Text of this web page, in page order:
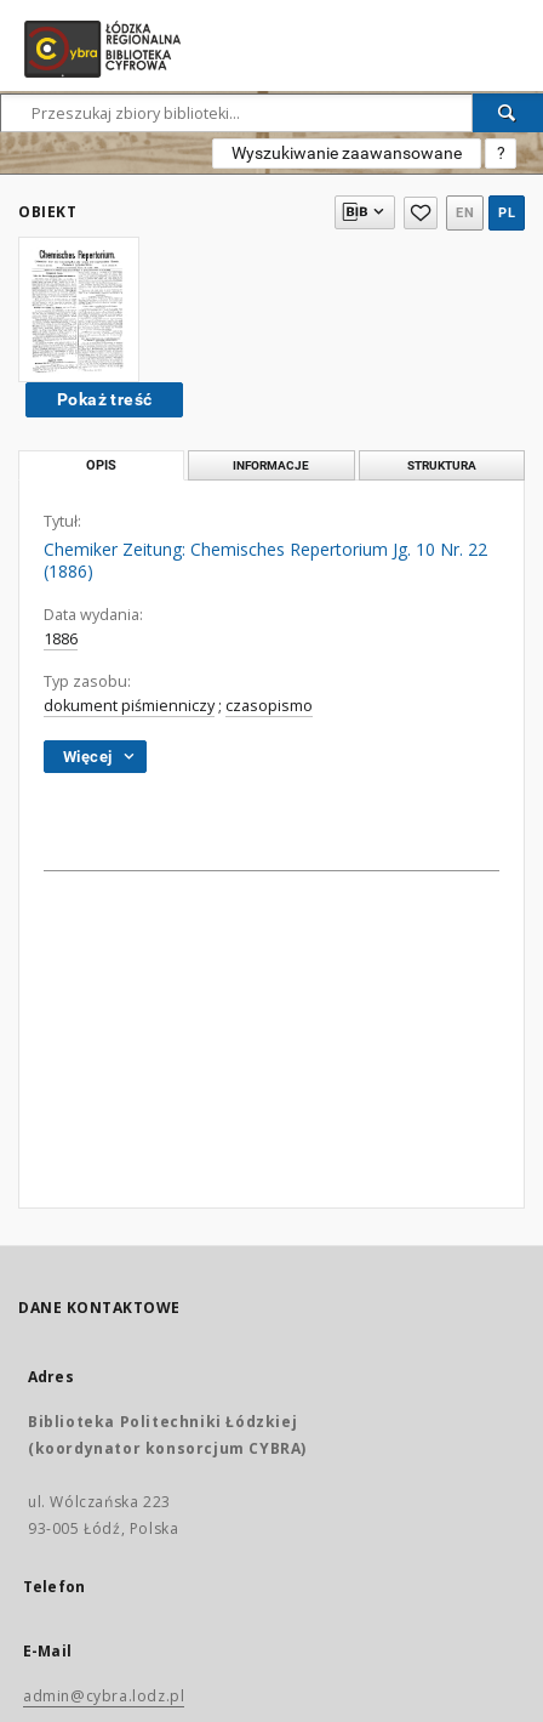
Wyszukiwanie zaawansowane ?
OBIEKT EN PL
Pokaż treść
OPIS INFORMACJE STRUKTURA
Tytuł:
Chemiker Zeitung: Chemisches Repertorium Jg. 10 Nr. 22
(1886)
Data wydania:
1886
Typ zasobu:
dokument piśmienniczy; czasopismo
Więcej
DANE KONTAKTOWE
Adres
Biblioteka Politechniki Łódzkiej
(koordynator konsorcjum CYBRA)
ul. Wólczańska 223
93-005 Łódź, Polska
Telefon
E-Mail
admin@cybra.lodz.pl